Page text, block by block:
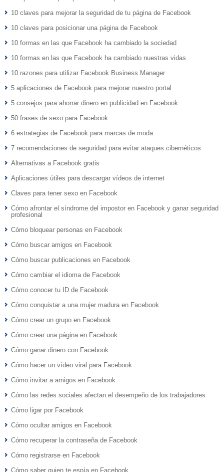
10 claves para mejorar la seguridad de tu página de Facebook
10 claves para posicionar una página de Facebook
10 formas en las que Facebook ha cambiado la sociedad
10 formas en las que Facebook ha cambiado nuestras vidas
10 razones para utilizar Facebook Business Manager
5 aplicaciones de Facebook para mejorar nuestro portal
5 consejos para ahorrar dinero en publicidad en Facebook
50 frases de sexo para Facebook
6 estrategias de Facebook para marcas de moda
7 recomendaciones de seguridad para evitar ataques cibernéticos
Alternativas a Facebook gratis
Aplicaciones útiles para descargar vídeos de internet
Claves para tener sexo en Facebook
Cómo afrontar el síndrome del impostor en Facebook y ganar seguridad
profesional
Cómo bloquear personas en Facebook
Cómo buscar amigos en Facebook
Cómo buscar publicaciones en Facebook
Cómo cambiar el idioma de Facebook
Cómo conocer tu ID de Facebook
Cómo conquistar a una mujer madura en Facebook
Cómo crear un grupo en Facebook
Cómo crear una página en Facebook
Cómo ganar dinero con Facebook
Cómo hacer un vídeo viral para Facebook
Cómo invitar a amigos en Facebook
Cómo las redes sociales afectan el desempeño de los trabajadores
Cómo ligar por Facebook
Cómo ocultar amigos en Facebook
Cómo recuperar la contraseña de Facebook
Cómo registrarse en Facebook
Cómo saber quien te espía en Facebook